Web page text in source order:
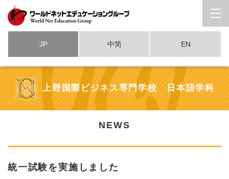
JP 中简 EN
上野国際ビジネス専門学校 日本語学科
NEWS
統一試験を実施しました